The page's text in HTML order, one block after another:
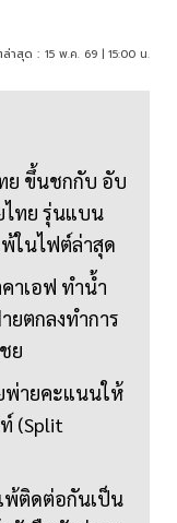
าสุด : 15 พ.ค. 69 | 15:00 น.
ย ขึ้นชกกับ อับ
ไทย รุ่นแบน
ในไฟต์ล่าสุด
าเอฟ ทำน้ำ
ยตกลงทำการ
ย
พ่ายคะแนนให้
(Split
พ้ติดต่อกันเป็น